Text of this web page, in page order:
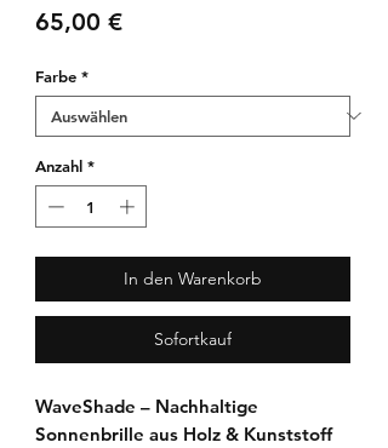
65,00 €Preis
Farbe *
Anzahl *
In den Warenkorb
Sofortkauf
WaveShade – Nachhaltige
Sonnenbrille aus Holz & Kunststoff